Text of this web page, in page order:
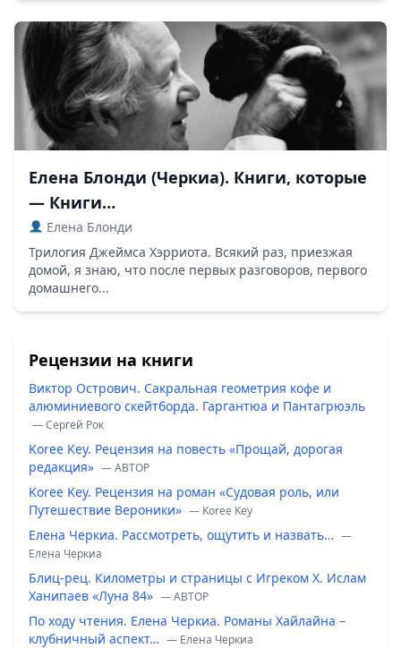
Елена Блонди (Черкиа). Книги, которые
— Книги…
Елена Блонди
Трилогия Джеймса Хэрриота. Всякий раз, приезжая
домой, я знаю, что после первых разговоров, первого
домашнего...
Рецензии на книги
Виктор Острович. Сакральная геометрия кофе и
алюминиевого скейтборда. Гаргантюа и Пантагрюэль
— Сергей Рок
Koree Key. Рецензия на повесть «Прощай, дорогая
редакция» — ABTOP
Koree Key. Рецензия на роман «Судовая роль, или
Путешествие Вероники» — Koree Key
Елена Черкиа. Рассмотреть, ощутить и назвать… —
Елена Черкиа
Блиц-рец. Километры и страницы с Игреком Х. Ислам
Ханипаев «Луна 84» — ABTOP
По ходу чтения. Елена Черкиа. Романы Хайлайна –
клубничный аспект… — Елена Черкиа